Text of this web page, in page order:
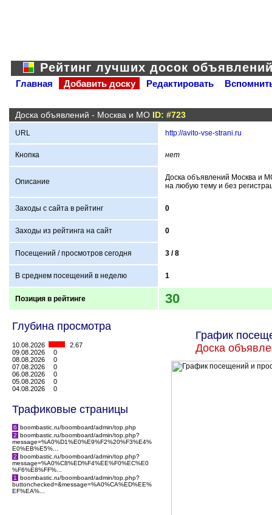
Рейтинг лучших досок
Главная Добавить доску Редактировать
Доска объявлений - Москва и МО ID: #723
URL http://avito-vse-strani.ru
Кнопка нет
Описание
Доска объявлений Москва и
на любую тему и без
Заходы с сайта в рейтинг 0
Заходы из рейтинга на сайт 0
Посещений / просмотров сегодня 3 /8
В среднем посещений в неделю 1
Позиция в рейтинге 30
Глубина просмотра
10.08.2026
2.67
09.08.2026
0
08.08.2026
0
07.08.2026
0
06.08.2026
0
05.08.2026
0
04.08.2026
0
Трафиковые страницы
6 boombastic.ru/boomboard/admin/top.php
2 boombastic.ru/boomboard/admin/top.php?
message=%A0%D1%E0%E9%F2%20%F3%E4%
E0%EB%E5%...
2 boombastic.ru/boomboard/admin/top.php?
message=%A0%C8%ED%F4%EE%F0%EC%E0
%F6%E8%FF%...
1
boombastic.ru/boomboard/admin/top.php?
buttonchecked=&message=%A0%CA%ED%EE%
EF%EA%...
График
Доска